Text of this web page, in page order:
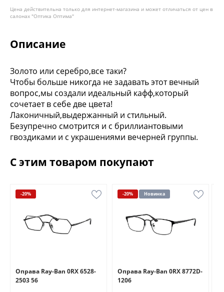
Цена действительна только для интернет-магазина и может отличаться от цен в
салонах "Оптика Оптима"
Описание
Золото или серебро,все таки?
Чтобы больше никогда не задавать этот вечный
вопрос,мы создали идеальный кафф,который
сочетает в себе две цвета!
Лаконичный,выдержанный и стильный.
Безупречно смотрится и с бриллиантовыми
гвоздиками и с украшениями вечерней группы.
С этим товаром покупают
-20%
Оправа Ray-Ban 0RX 6528-
2503 56
-20% Новинка
Оправа Ray-Ban 0RX 8772D-
1206